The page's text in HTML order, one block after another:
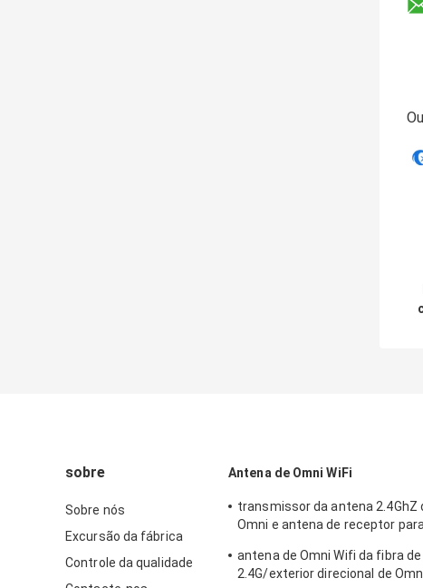
sobre
Sobre nós
Excursão da fábrica
Controle da qualidade
Antena de Omni WiFi
transmissor da antena 2.4GhZ
Omni e antena de receptor
antena de Omni Wifi da fibra de
2.4G/exterior direcional de